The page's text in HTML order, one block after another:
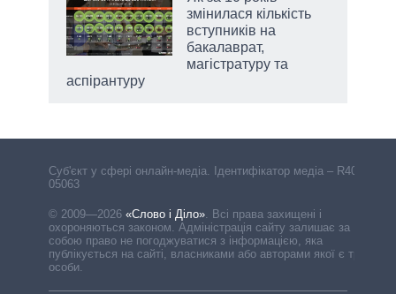
змінилася кількість
вступників на
бакалаврат,
магістратуру та
аспірантуру
Cуб'єкт у сфері онлайн-медіа. Ідентифікатор медіа – R40-
05063
© 2009—2026 «Слово і Діло»
Всі права захищені і
охороняються законом. Адміністрація сайту залишає за
собою право не погоджуватися з інформацією, яка
публікується на сайті, власниками або авторами якої є треті
особи.